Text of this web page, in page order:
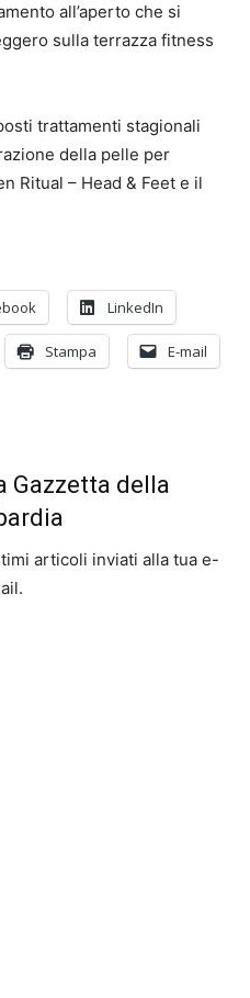
all’aperto che si
sulla terrazza fitness
trattamenti stagionali
della pelle per
Ritual – Head & Feet e il
LinkedIn
Stampa E-mail
Gazzetta della
articoli inviati alla tua e-